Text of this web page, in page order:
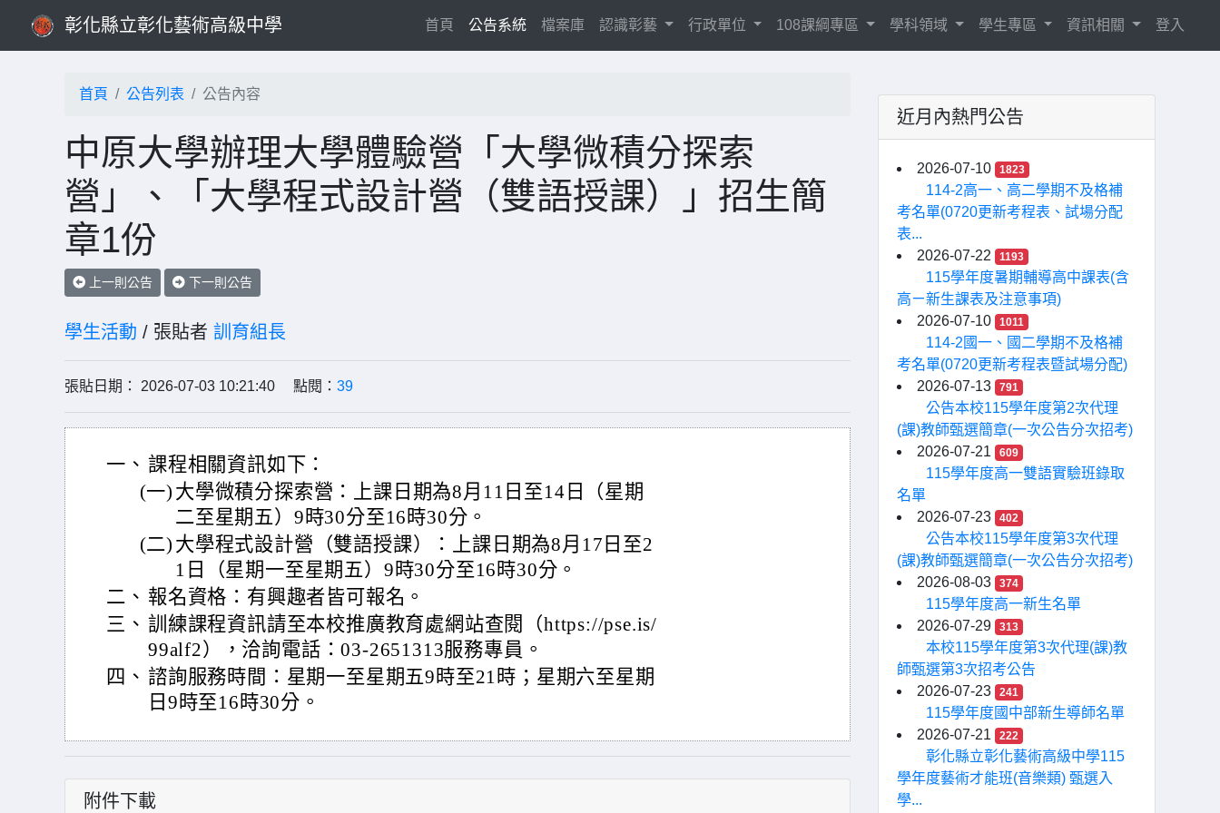
彰化縣立彰化藝術高級中學 首頁(current)
公告系統 檔案庫 認識彰藝 行政單位 108課綱專區 學科領域 學生專區 資訊相關 登入
首頁 公告列表 公告內容
中原大學辦理大學體驗營「大學微積分探索
營」、「大學程式設計營（雙語授課）」招生簡
章1份
上一則公告 下一則公告
學生活動 / 張貼者 訓育組長
張貼日期： 2026-07-03 10:21:40 點閱： 39
一、 課程相關資訊如下：
(一) 大學微積分探索營：上課日期為8月11日至14日（星期
二至星期五）9時30分至16時30分。
(二) 大學程式設計營（雙語授課）：上課日期為8月17日至2
1日（星期一至星期五）9時30分至16時30分。
二、 報名資格：有興趣者皆可報名。
三、 訓練課程資訊請至本校推廣教育處網站查閱（https://pse.is/
99alf2），洽詢電話：03-2651313服務專員。
四、 諮詢服務時間：星期一至星期五9時至21時；星期六至星期
日9時至16時30分。
附件下載
近月內熱門公告
2026-07-10 1823
114-2高一、高二學期不及格補
考名單(0720更新考程表、試場分配
表...
2026-07-22
1193
115學年度暑期輔導高中課表(含
高ㄧ新生課表及注意事項)
2026-07-10
1011
114-2國一、國二學期不及格補
考名單(0720更新考程表暨試場分配)
2026-07-13
791
公告本校115學年度第2次代理
(課)教師甄選簡章(一次公告分次招考)
2026-07-21
609
115學年度高一雙語實驗班錄取
名單
2026-07-23
402
公告本校115學年度第3次代理
(課)教師甄選簡章(一次公告分次招考)
2026-08-03
374
115學年度高一新生名單
2026-07-29
313
本校115學年度第3次代理(課)教
師甄選第3次招考公告
2026-07-23
241
115學年度國中部新生導師名單
2026-07-21
222
彰化縣立彰化藝術高級中學115
學年度藝術才能班(音樂類) 甄選入
學...